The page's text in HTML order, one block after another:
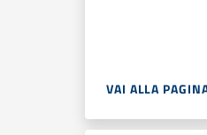
VAI ALLA